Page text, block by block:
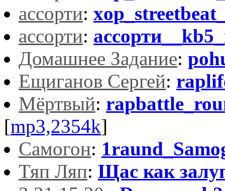
ассорти:
ассорти:
Домашнее Задание:
Ещиганов Сергей:
Мёртвый:
[mp3,2354k]
Самогон:
Тяп Ляп: Щас как